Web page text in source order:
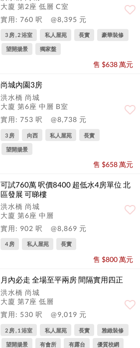
大廈 第2座 低層 C室
實用: 760 呎
@8,395 元
3 房 , 2 浴室 私人屋苑 長實 豪華裝修
望開揚景 獨家盤
售 $638 萬元
尚城內園3房
洪水橋 尚城
大廈 第6座 中層 B室
實用: 753 呎
@8,738 元
3 房 向西 私人屋苑 長實
望開揚景
售 $658 萬元
可試760萬 呎價8400 超低水4房單位 北
區發展 可睇樓
洪水橋 尚城
大廈 第6座 中層
實用: 902 呎
@8,869 元
4 房 私人屋苑 長實
售 $800 萬元
月內必走 全場至平兩房 間隔實用四正
洪水橋 尚城
大廈 第7座 低層
實用: 530 呎
@9,019 元
2 房 , 1 浴室 私人屋苑 長實 雅緻裝修
望開揚景 有會所 有露台 優質校網